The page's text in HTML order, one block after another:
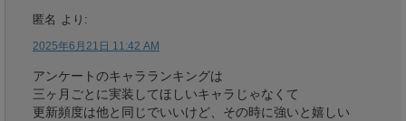
匿名 より:
2025年6月21日 11:42 AM
アンケートのキャラランキングは
三ヶ月ごとに実装してほしいキャラじゃなくて
更新頻度は他と同じでいいけど、その時に強いと嬉しい